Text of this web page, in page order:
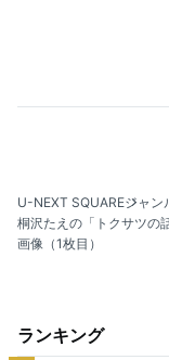
U-NEXT SQUAREジャン
画像（1枚目）
ランキング